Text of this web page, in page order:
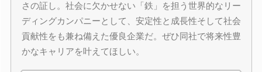
さの証し。社会に欠かせない「鉄」を担う世界的なリー
ディングカンパニーとして、安定性と成長性そして社会
貢献性をも兼ね備えた優良企業だ。ぜひ同社で将来性豊
かなキャリアを叶えてほしい。